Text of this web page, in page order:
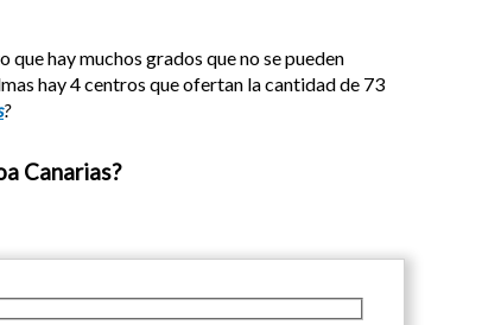
que hay muchos grados que no se pueden
hay 4 centros que ofertan la cantidad de 73
?
Canarias?